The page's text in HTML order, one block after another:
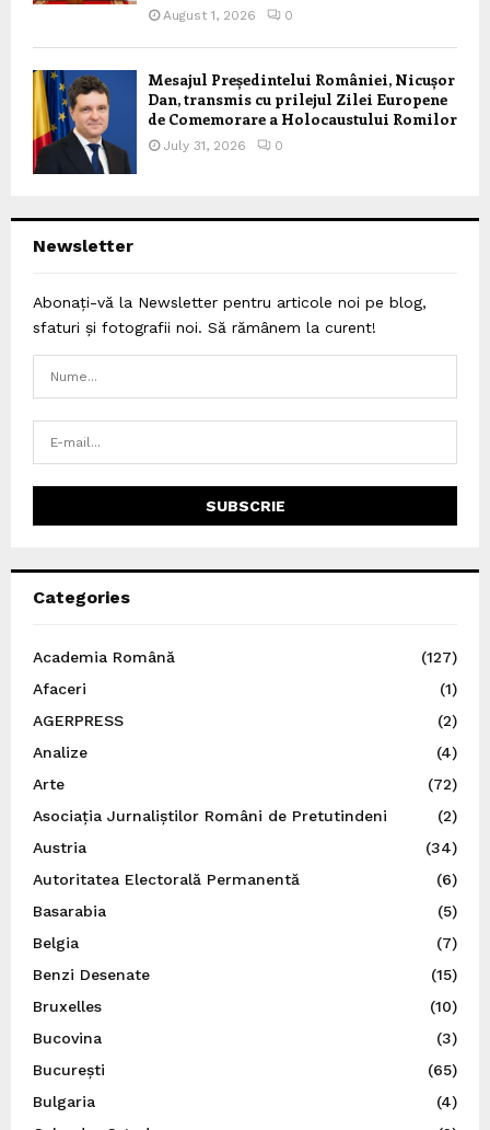
August 1, 2026 0
Mesajul Președintelui României, Nicușor
Dan, transmis cu prilejul Zilei Europene
de Comemorare a Holocaustului Romilor
July 31, 2026 0
Newsletter
Abonați-vă la Newsletter pentru articole noi pe blog,
sfaturi și fotografii noi. Să rămânem la curent!
Categories
Academia Română
(127)
Afaceri
(1)
AGERPRESS
(2)
Analize
(4)
Arte
(72)
Asociația Jurnaliștilor Români de Pretutindeni
(2)
Austria
(34)
Autoritatea Electorală Permanentă
(6)
Basarabia
(5)
Belgia
(7)
Benzi Desenate
(15)
Bruxelles
(10)
Bucovina
(3)
București
(65)
Bulgaria
(4)